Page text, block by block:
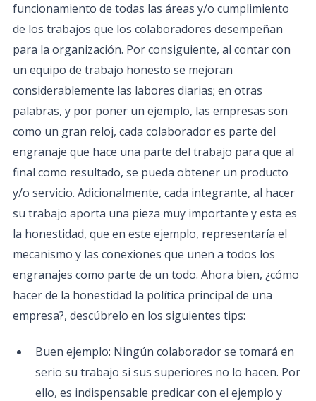
funcionamiento de todas las áreas y/o cumplimiento
de los trabajos que los colaboradores desempeñan
para la organización. Por consiguiente, al contar con
un equipo de trabajo honesto se mejoran
considerablemente las labores diarias; en otras
palabras, y por poner un ejemplo, las empresas son
como un gran reloj, cada colaborador es parte del
engranaje que hace una parte del trabajo para que al
final como resultado, se pueda obtener un producto
y/o servicio. Adicionalmente, cada integrante, al hacer
su trabajo aporta una pieza muy importante y esta es
la honestidad, que en este ejemplo, representaría el
mecanismo y las conexiones que unen a todos los
engranajes como parte de un todo. Ahora bien, ¿cómo
hacer de la honestidad la política principal de una
empresa?, descúbrelo en los siguientes tips:
Buen ejemplo: Ningún colaborador se tomará en
serio su trabajo si sus superiores no lo hacen. Por
ello, es indispensable predicar con el ejemplo y